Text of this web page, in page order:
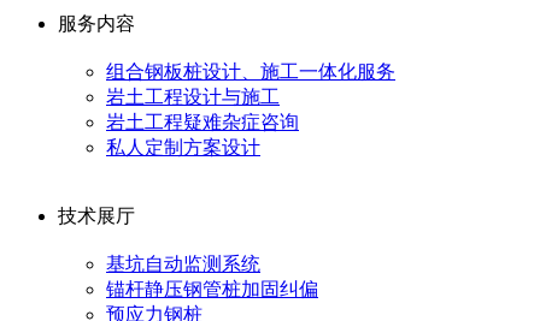
服务内容
组合钢板桩设计、施工一体化服务
岩土工程设计与施工
岩土工程疑难杂症咨询
私人定制方案设计
技术展厅
基坑自动监测系统
锚杆静压钢管桩加固纠偏
预应力钢桩